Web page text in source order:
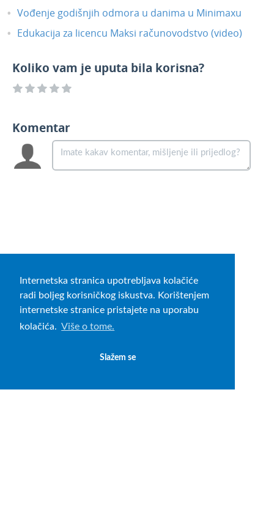
Internetska stranica upotrebljava kolačiće
radi boljeg korisničkog iskustva. Korištenjem
internetske stranice pristajete na uporabu
kolačića. Više o tome.
Slažem se
Vođenje godišnjih odmora u danima u Minimaxu
Edukacija za licencu Maksi računovodstvo (video)
Koliko vam je uputa bila korisna?
Komentar